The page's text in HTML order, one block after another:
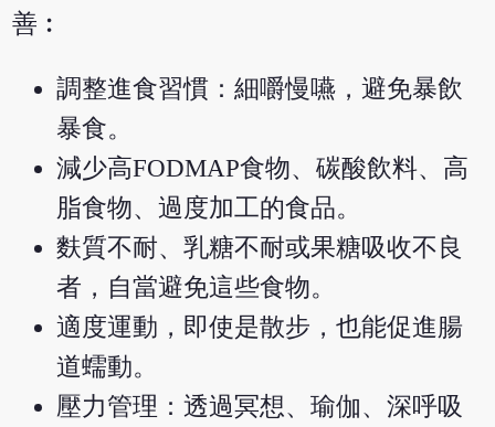
善︰
調整進食習慣：細嚼慢嚥，避免暴飲
暴食。
減少高FODMAP食物、碳酸飲料、高
脂食物、過度加工的食品。
麩質不耐、乳糖不耐或果糖吸收不良
者，自當避免這些食物。
適度運動，即使是散步，也能促進腸
道蠕動。
壓力管理：透過冥想、瑜伽、深呼吸